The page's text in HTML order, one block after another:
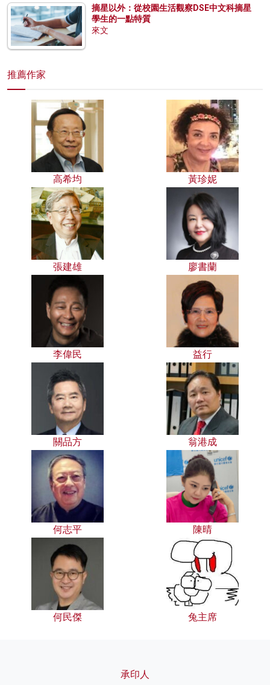
摘星以外：從校園生活觀察DSE中文科摘星
學生的一點特質
來文
推薦作家
高希均 黃珍妮
張建雄 廖書蘭
李偉民 益行
關品方 翁港成
何志平 陳晴
何民傑 兔主席
承印人